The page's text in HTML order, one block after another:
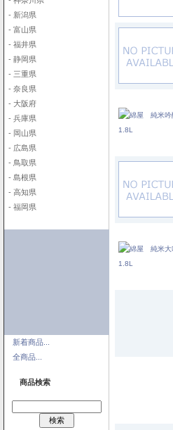
- 新潟県
- 富山県
- 福井県
- 静岡県
- 三重県
- 奈良県
- 大阪府
- 兵庫県
- 岡山県
- 広島県
- 鳥取県
- 島根県
- 高知県
- 福岡県
新着商品...
全商品...
商品検索